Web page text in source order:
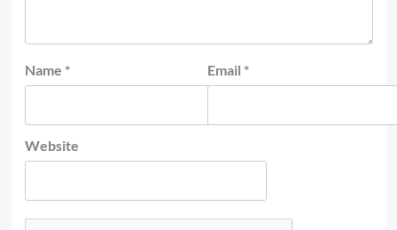
Name * Email *
Website